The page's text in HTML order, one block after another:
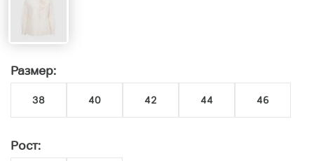
Размер:
38 40 42 44 46
Рост: